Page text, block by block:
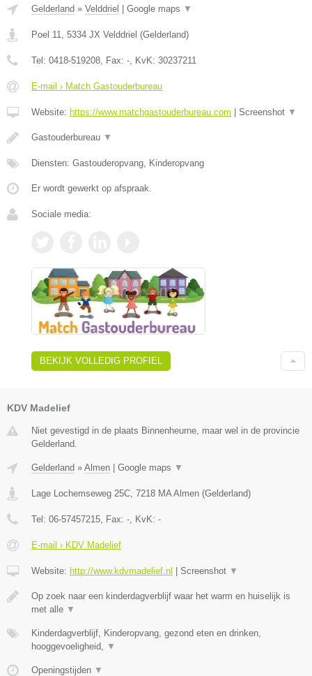
Gelderland » Velddriel Google maps ▼
Poel 11, 5334 JX Velddriel (Gelderland)
Tel: 0418-519208, Fax: -, KvK: 30237211
E-mail › Match Gastouderbureau
Website: https://www.matchgastouderbureau.com Screenshot ▼
Gastouderbureau ▼
Diensten: Gastouderopvang, Kinderopvang
Er wordt gewerkt op afspraak.
Sociale media:
BEKIJK VOLLEDIG PROFIEL
KDV Madelief
Niet gevestigd in de plaats Binnenheurne, maar wel in de provincie
Gelderland.
Gelderland » Almen | Google maps ▼
Lage Lochemseweg 25C 7218 MA Almen (Gelderland)
Tel: 06-57457215 , Fax: - , KvK: -
E-mail › KDV Madelief
Website: http://www.kdvmadelief.nl | Screenshot ▼
Op zoek naar een kinderdagverblijf waar het warm en huiselijk is
met alle ▼
Kinderdagverblijf, Kinderopvang, gezond eten en drinken,
hooggevoeligheid,
▼
Openingstijden ▼